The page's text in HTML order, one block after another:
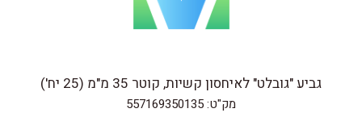
גביע "גובלט" לאיחסון קשיות, קוטר 35 מ"מ (25 יח')
מק"ט: 557169350135